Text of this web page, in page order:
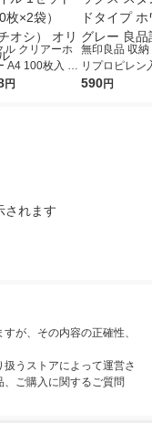
ル クリアーホ
A4 100枚入 ス
ード ファイル
円
無印良品 収納
リプロピレン
イルボックス
590円
されます
が、その内容の正確性、
うストアによって運営さ
ご購入に関するご質問